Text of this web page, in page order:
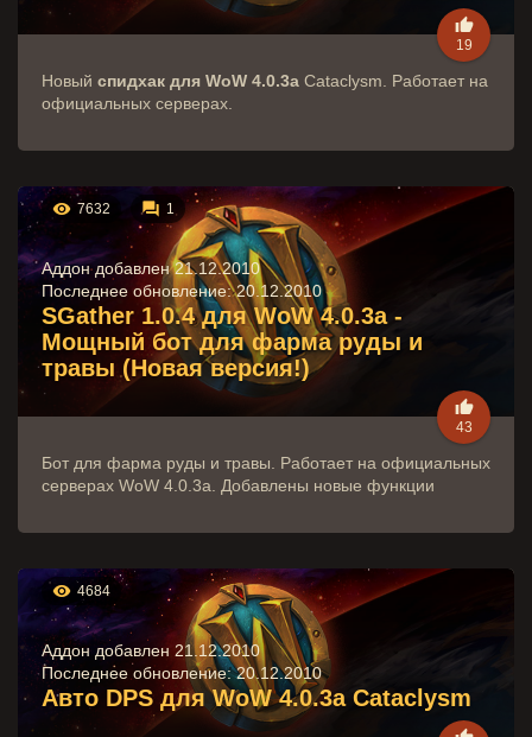

19
Новый спидхак для WoW 4.0.3a Cataclysm. Работает на
официальных серверах.
 7632  1
Аддон добавлен 21.12.2010
Последнее обновление:20.12.2010
SGather 1.0.4 для WoW 4.0.3a -
Мощный бот для фарма руды и
травы (Новая версия!)

43
Бот для фарма руды и травы. Работает на официальных
серверах WoW 4.0.3a. Добавлены новые функции
 4684
Аддон добавлен 21.12.2010
Последнее обновление:20.12.2010
Авто DPS для WoW 4.0.3a Cataclysm